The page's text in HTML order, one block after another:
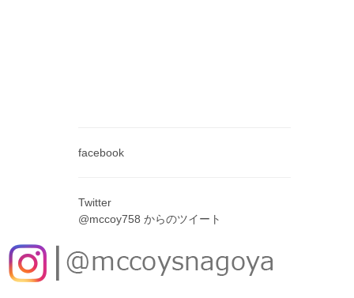
facebook
Twitter
@mccoy758 からのツイート